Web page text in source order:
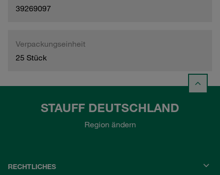
39269097
Verpackungseinheit
25 Stück
STAUFF DEUTSCHLAND
Region ändern
RECHTLICHES